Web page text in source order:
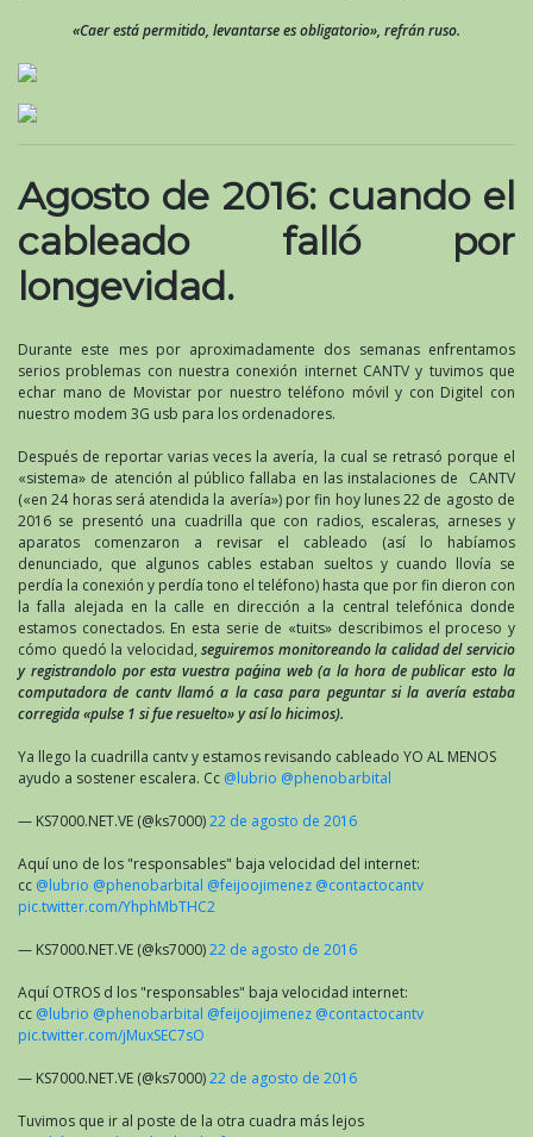
«Caer está permitido, levantarse es obligatorio», refrán ruso.
Agosto de 2016: cuando el
cableado falló por
longevidad.
Durante este mes por aproximadamente dos semanas enfrentamos
serios problemas con nuestra conexión internet CANTV y tuvimos que
echar mano de Movistar por nuestro teléfono móvil y con Digitel con
nuestro modem 3G usb para los ordenadores.
Después de reportar varias veces la avería, la cual se retrasó porque el
«sistema» de atención al público fallaba en las instalaciones de CANTV
(«en 24 horas será atendida la avería») por fin hoy lunes 22 de agosto de
2016 se presentó una cuadrilla que con radios, escaleras, arneses y
aparatos comenzaron a revisar el cableado (así lo habíamos
denunciado, que algunos cables estaban sueltos y cuando llovía se
perdía la conexión y perdía tono el teléfono) hasta que por fin dieron con
la falla alejada en la calle en dirección a la central telefónica donde
estamos conectados. En esta serie de «tuits» describimos el proceso y
cómo quedó la velocidad,seguiremos monitoreando la calidad del servicio
y registrandolo por esta vuestra paǵina web (a la hora de publicar esto la
computadora de cantv llamó a la casa para peguntar si la avería estaba
corregida «pulse 1 si fue resuelto» y así lo hicimos).
Ya llego la cuadrilla cantv y estamos revisando cableado YO AL MENOS
ayudo a sostener escalera. Cc @lubrio @phenobarbital
— KS7000.NET.VE (@ks7000)22 de agosto de 2016
Aquí uno de los "responsables" baja velocidad del internet:
cc @lubrio @phenobarbital @feijoojimenez @contactocantv
pic.twitter.com/YhphMbTHC2
— KS7000.NET.VE (@ks7000)22 de agosto de 2016
Aquí OTROS d los "responsables" baja velocidad internet:
cc @lubrio @phenobarbital @feijoojimenez @contactocantv
pic.twitter.com/jMuxSEC7sO
— KS7000.NET.VE (@ks7000)22 de agosto de 2016
Tuvimos que ir al poste de la otra cuadra más lejos